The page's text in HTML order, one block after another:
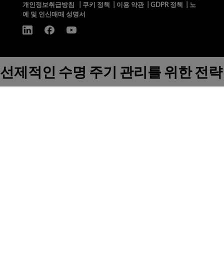
개인정보취급방침
쿠키 정책 이용 약관| GDPR 정책
노
예 및 인신매매 성명서
선제적인 수명 주기 관리를 위한 전략